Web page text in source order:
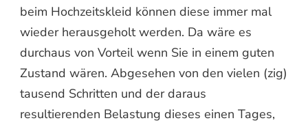
beim Hochzeitskleid können diese immer mal
wieder herausgeholt werden. Da wäre es
durchaus von Vorteil wenn Sie in einem guten
Zustand wären. Abgesehen von den vielen (zig)
tausend Schritten und der daraus
resultierenden Belastung dieses einen Tages,